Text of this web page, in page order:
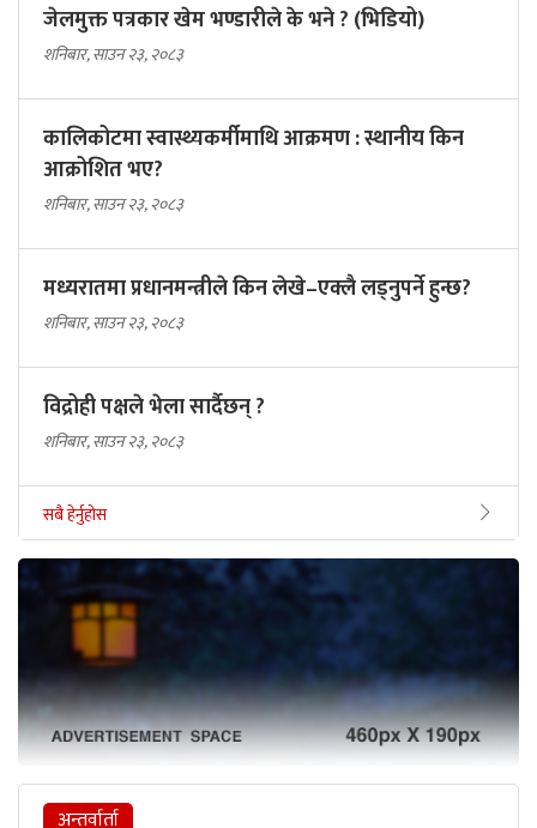
जेलमुक्त पत्रकार खेम भण्डारीले के भने ? (भिडियो)
शनिबार, साउन २३, २०८३
कालिकोटमा स्वास्थ्यकर्मीमाथि आक्रमण : स्थानीय किन
आक्रोशित भए?
शनिबार, साउन २३, २०८३
मध्यरातमा प्रधानमन्त्रीले किन लेखे–एक्लै लड्नुपर्ने हुन्छ?
शनिबार, साउन २३, २०८३
विद्रोही पक्षले भेला सार्दैछन् ?
शनिबार, साउन २३, २०८३
सबै हेर्नुहोस
अन्तर्वार्ता